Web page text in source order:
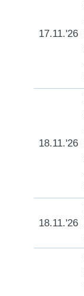
17.11.'26
18.11.'26
18.11.'26